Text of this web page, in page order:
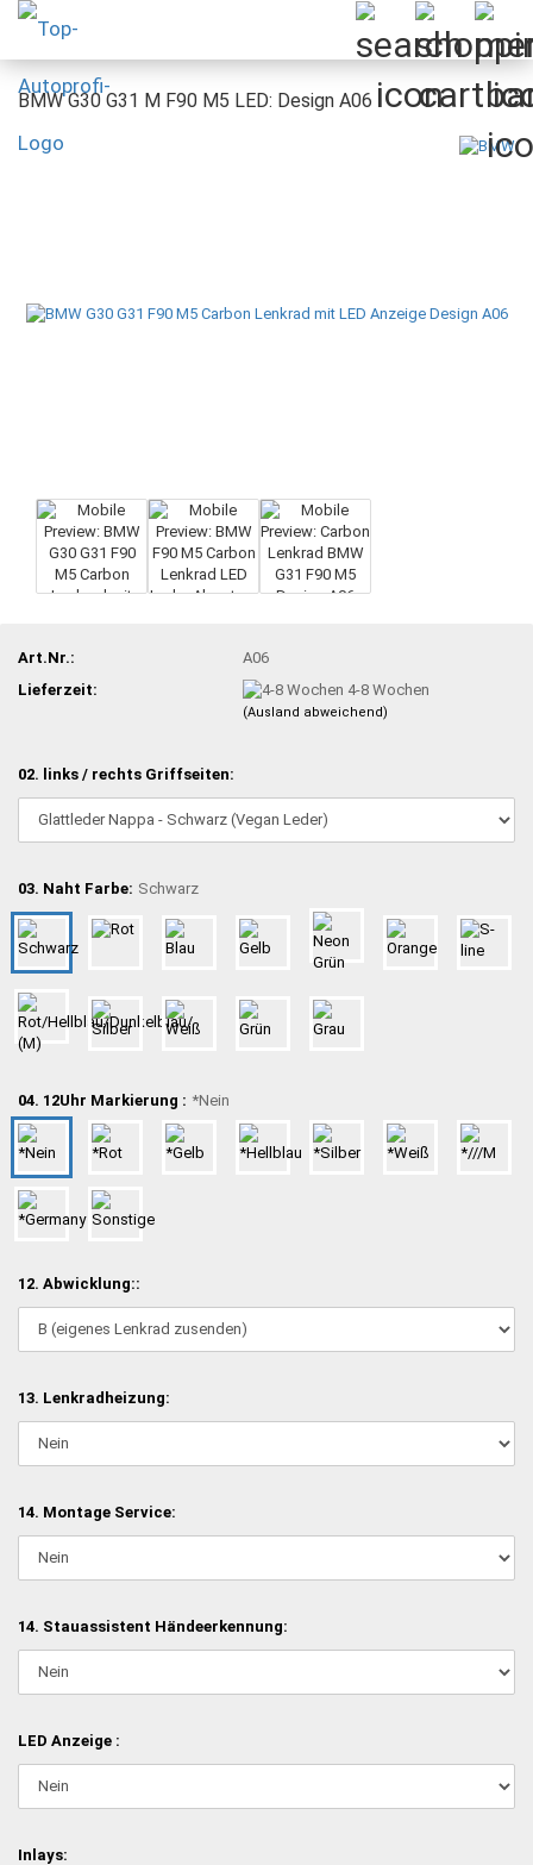
BMW G30 G31 M F90 M5 LED: Design A06
Art.Nr.:
A06
Lieferzeit:
4-8 Wochen
(Ausland abweichend)
02. links / rechts Griffseiten:
03. Naht Farbe: Schwarz
04. 12Uhr Markierung : *Nein
12. Abwicklung::
13. Lenkradheizung:
14. Montage Service:
14. Stauassistent Händeerkennung:
LED Anzeige :
Inlays: